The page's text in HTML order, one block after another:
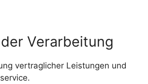
Verarbeitung
vertraglicher Leistungen und